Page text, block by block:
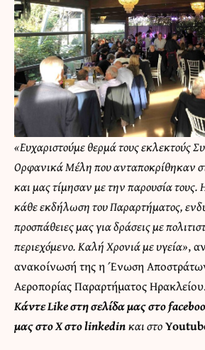
«Ευχαριστούμε θερμά τους εκλεκτούς
Ορφανικά Μέλη που ανταποκρίθηκαν
και μας τίμησαν με την παρουσία τους.
κάθε εκδήλωση του Παραρτήματος,
προσπάθειες μας για δράσεις με
περιεχόμενο. Καλή Χρονιά με υγεία»,
ανακοίνωσή της η Ένωση
Αεροπορίας Παραρτήματος
ΚάντεLike στη σελίδα μας στο
μας στοXστοlinkedinκαι στο